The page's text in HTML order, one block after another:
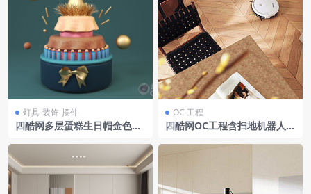
灯具-装饰-摆件
四酷网多层蛋糕生日帽金色圆
OC 工程
四酷网OC工程含扫地机器人木